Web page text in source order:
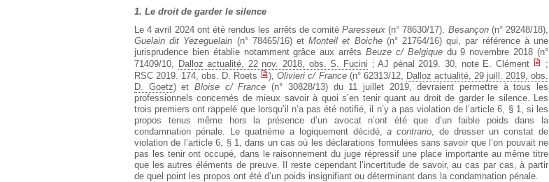
1. Le droit de garder le silence
Le 4 avril 2024 ont été rendus les arrêts de comitéParesseux (n° 78630/17), Besançon(n° 29248/18),
Guelain dit Yezeguelain (n° 78465/16) et Monteil et Boiche(n° 21764/16) qui, par référence à une
jurisprudence bien établie notamment grâce aux arrêts Beuze c/ Belgiquedu 9 novembre 2018 (n°
71409/10, Dalloz actualité, 22 nov. 2018, obs. S. Fucini ; AJ pénal 2019. 30, note E. Clément
;
RSC 2019. 174, obs. D. Roets
),Olivieri c/ France(n° 62313/12, Dalloz actualité, 29 juill. 2019, obs.
D. Goetz) etBloise c/ France (n° 30828/13) du 11 juillet 2019, devraient permettre à tous les
professionnels concernés de mieux savoir à quoi s’en tenir quant au droit de garder le silence. Les
trois premiers ont rappelé que lorsqu’il n’a pas été notifié, il n’y a pas violation de l’article 6, § 1, si les
propos tenus même hors la présence d’un avocat n’ont été que d’un faible poids dans la
condamnation pénale. Le quatrième a logiquement décidé,a contrario, de dresser un constat de
violation de l’article 6, § 1, dans un cas où les déclarations formulées sans savoir que l’on pouvait ne
pas les tenir ont occupé, dans le raisonnement du juge répressif une place importante au même titre
que les autres éléments de preuve. Il reste cependant l’incertitude de savoir, au cas par cas, à partir
de quel point les propos ont été d’un poids insignifiant ou déterminant dans la condamnation pénale.